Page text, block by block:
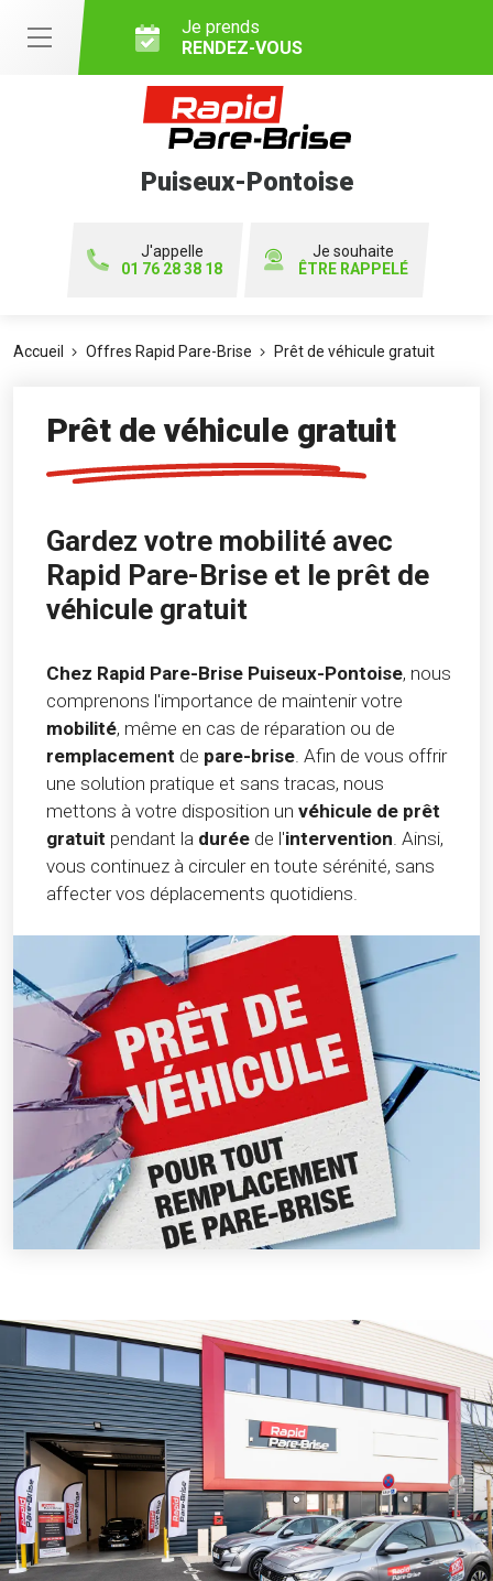
Je prends
RENDEZ-VOUS
Puiseux-Pontoise
J'appelle
01 76 28 38 18
Je souhaite
ÊTRE RAPPELÉ
Accueil Offres Rapid Pare-Brise Prêt de véhicule gratuit
Prêt de véhicule gratuit
Gardez votre mobilité avec
Rapid Pare-Brise et le prêt de
véhicule gratuit
Chez Rapid Pare-Brise Puiseux-Pontoise, nous
comprenons l'importance de maintenir votre
mobilité, même en cas de réparation ou de
remplacement de pare-brise. Afin de vous offrir
une solution pratique et sans tracas, nous
mettons à votre disposition un véhicule de prêt
gratuit pendant la durée de l'intervention. Ainsi,
vous continuez à circuler en toute sérénité, sans
affecter vos déplacements quotidiens.